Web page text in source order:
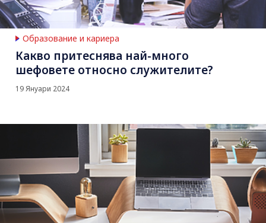
Образование и кариера
Какво притеснява най-много
шефовете относно служителите?
19 Януари 2024